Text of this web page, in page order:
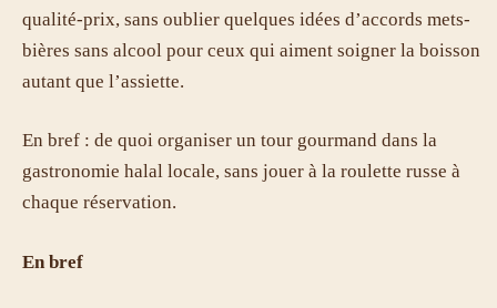
qualité-prix, sans oublier quelques idées d’accords mets-
bières sans alcool pour ceux qui aiment soigner la boisson
autant que l’assiette.
En bref : de quoi organiser un tour gourmand dans la
gastronomie halal locale, sans jouer à la roulette russe à
chaque réservation.
En bref